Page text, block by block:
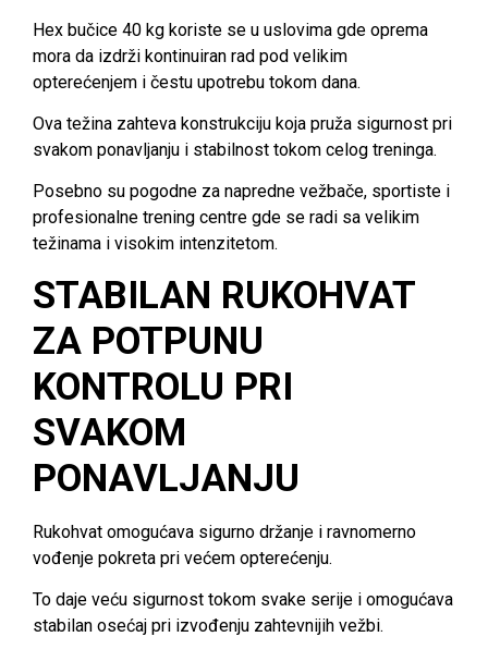
Hex bučice 40 kg koriste se u uslovima gde oprema
mora da izdrži kontinuiran rad pod velikim
opterećenjem i čestu upotrebu tokom dana.
Ova težina zahteva konstrukciju koja pruža sigurnost pri
svakom ponavljanju i stabilnost tokom celog treninga.
Posebno su pogodne za napredne vežbače, sportiste i
profesionalne trening centre gde se radi sa velikim
težinama i visokim intenzitetom.
STABILAN RUKOHVAT
ZA POTPUNU
KONTROLU PRI
SVAKOM
PONAVLJANJU
Rukohvat omogućava sigurno držanje i ravnomerno
vođenje pokreta pri većem opterećenju.
To daje veću sigurnost tokom svake serije i omogućava
stabilan osećaj pri izvođenju zahtevnijih vežbi.